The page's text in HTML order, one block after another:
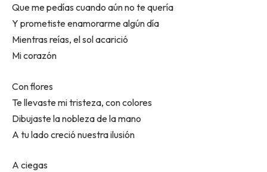
Que me pedías cuando aún no te quería
Y prometiste enamorarme algún día
Mientras reías, el sol acarició
Mi corazón
Con flores
Te llevaste mi tristeza, con colores
Dibujaste la nobleza de la mano
A tu lado creció nuestra ilusión
A ciegas